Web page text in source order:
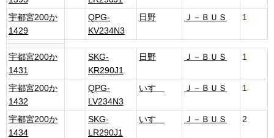
宇都宮200か
1429
QPG-
KV234N3
日野 Ｊ－ＢＵＳ 1
宇都宮200か
1431
SKG-
KR290J1
日野 Ｊ－ＢＵＳ 1
宇都宮200か
1432
QPG-
LV234N3
いすゞ Ｊ－ＢＵＳ 1
宇都宮200か
1434
SKG-
LR290J1
いすゞ Ｊ－ＢＵＳ 2